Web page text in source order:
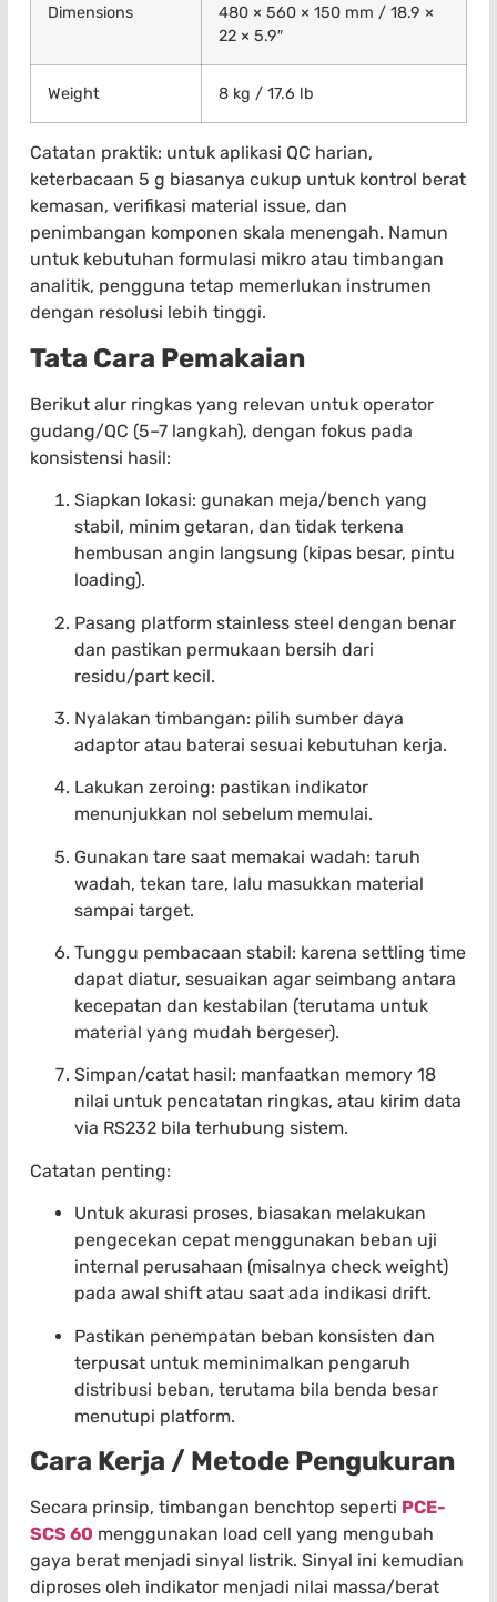
Dimensions
480 × 560 × 150 mm / 18.9 ×
22 × 5.9″
Weight 8 kg / 17.6 lb
Catatan praktik: untuk aplikasi QC harian,
keterbacaan 5 g biasanya cukup untuk kontrol berat
kemasan, verifikasi material issue, dan
penimbangan komponen skala menengah. Namun
untuk kebutuhan formulasi mikro atau timbangan
analitik, pengguna tetap memerlukan instrumen
dengan resolusi lebih tinggi.
Tata Cara Pemakaian
Berikut alur ringkas yang relevan untuk operator
gudang/QC (5–7 langkah), dengan fokus pada
konsistensi hasil:
Siapkan lokasi: gunakan meja/bench yang
stabil, minim getaran, dan tidak terkena
hembusan angin langsung (kipas besar, pintu
loading).
Pasang platform stainless steel dengan benar
dan pastikan permukaan bersih dari
residu/part kecil.
Nyalakan timbangan: pilih sumber daya
adaptor atau baterai sesuai kebutuhan kerja.
Lakukan zeroing: pastikan indikator
menunjukkan nol sebelum memulai.
Gunakan tare saat memakai wadah: taruh
wadah, tekan tare, lalu masukkan material
sampai target.
Tunggu pembacaan stabil: karena settling time
dapat diatur, sesuaikan agar seimbang antara
kecepatan dan kestabilan (terutama untuk
material yang mudah bergeser).
Simpan/catat hasil: manfaatkan memory 18
nilai untuk pencatatan ringkas, atau kirim data
via RS232 bila terhubung sistem.
Catatan penting:
Untuk akurasi proses, biasakan melakukan
pengecekan cepat menggunakan beban uji
internal perusahaan (misalnya check weight)
pada awal shift atau saat ada indikasi drift.
Pastikan penempatan beban konsisten dan
terpusat untuk meminimalkan pengaruh
distribusi beban, terutama bila benda besar
menutupi platform.
Cara Kerja / Metode Pengukuran
Secara prinsip, timbangan benchtop seperti PCE-
SCS 60 menggunakan load cell yang mengubah
gaya berat menjadi sinyal listrik. Sinyal ini kemudian
diproses oleh indikator menjadi nilai massa/berat